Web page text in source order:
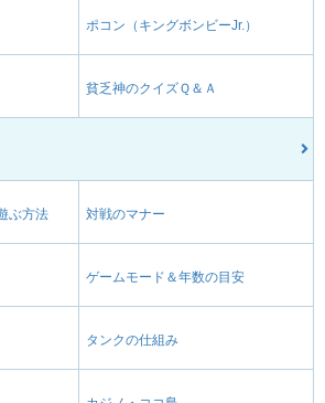
ポコン（キングボンビーJr.）
貧乏神のクイズＱ＆Ａ
ぶ方法 対戦のマナー
ゲームモード＆年数の目安
タンクの仕組み